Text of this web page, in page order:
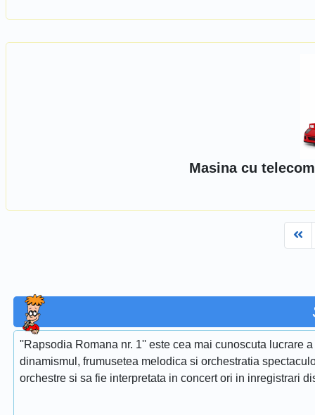
Masina cu
''Rapsodia Romana nr. 1'' este cea mai cunoscuta lucrare
dinamismul, frumusetea melodica si orchestratia
orchestre si sa fie interpretata in concert ori in inregistrari